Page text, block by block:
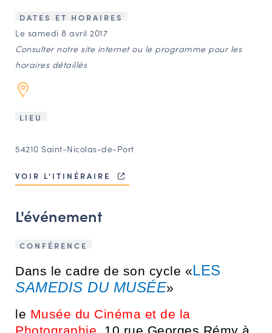
CONTACT
Agenda
Annuaire
BOURSE D’ÉCHANGE
CARTES DES NAUDIN
Espace acteurs
NAVIGATION FILTRÉE « ACTEURS »
DATES ET HORAIRES
Le samedi 8 avril 2017
Consulter notre site internet ou le programme pour les
horaires détaillés
LIEU
54210 Saint-Nicolas-de-Port
VOIR L'ITINÉRAIRE
L'événement
CONFÉRENCE
Dans le cadre de son cycle «LES
SAMEDIS DU MUSÉE»
le Musée du Cinéma et de la